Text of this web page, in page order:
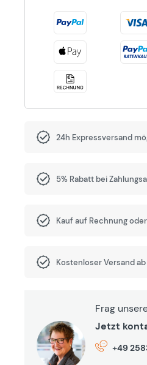
24h Expressversand
5% Rabatt bei
Kauf auf Rechnung
Kostenloser Versand
Frag
Jetzt
+49